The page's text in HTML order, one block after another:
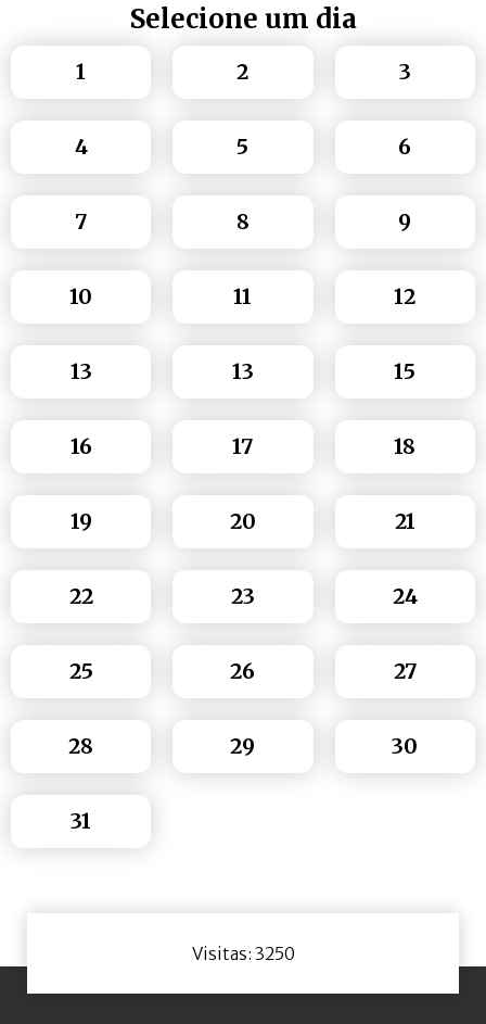
Selecione um dia
1 2 3
4 5 6
7 8 9
10 11 12
13 13 15
16 17 18
19 20 21
22 23 24
25 26 27
28 29 30
31
Visitas: 3250